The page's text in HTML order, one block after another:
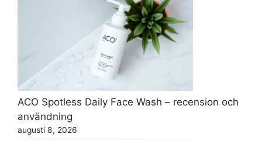
ACO Spotless Daily Face Wash – recension och
användning
augusti 8, 2026